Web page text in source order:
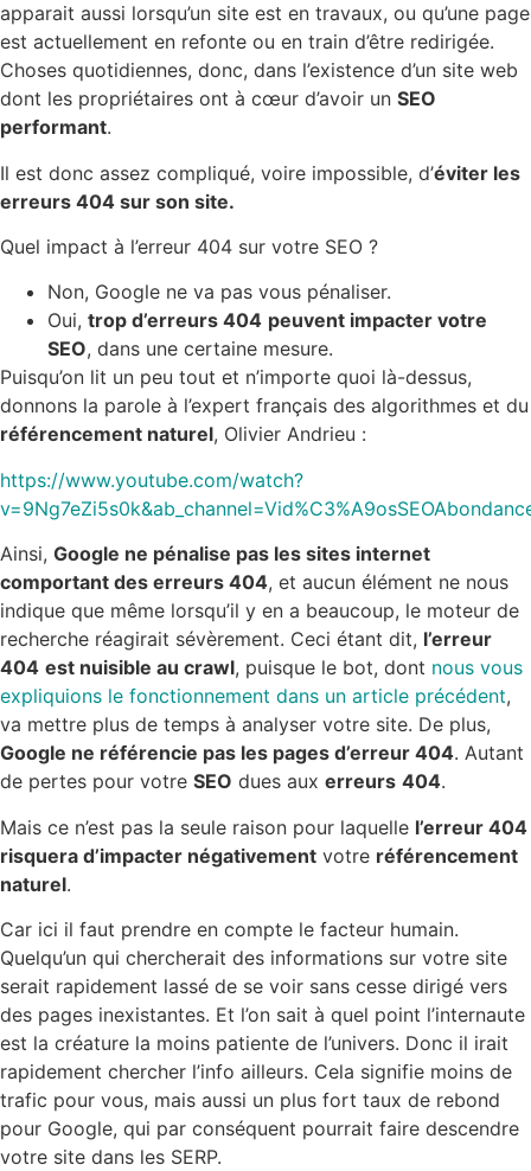
apparait aussi lorsqu’un site est en travaux, ou qu’une page
est actuellement en refonte ou en train d’être redirigée.
Choses quotidiennes, donc, dans l’existence d’un site web
dont les propriétaires ont à cœur d’avoir un SEO
performant.
Il est donc assez compliqué, voire impossible, d’éviter les
erreurs 404 sur son site.
Quel impact à l’erreur 404 sur votre SEO ?
Non, Google ne va pas vous pénaliser.
Oui, trop d’erreurs 404 peuvent impacter votre
SEO, dans une certaine mesure.
Puisqu’on lit un peu tout et n’importe quoi là-dessus,
donnons la parole à l’expert français des algorithmes et du
référencement naturel, Olivier Andrieu :
https://www.youtube.com/watch?
Ainsi, Google ne pénalise pas les sites internet
comportant des erreurs 404, et aucun élément ne nous
indique que même lorsqu’il y en a beaucoup, le moteur de
recherche réagirait sévèrement. Ceci étant dit, l’erreur
404 est nuisible au crawl, puisque le bot, dont nous vous
expliquions le fonctionnement dans un article précédent,
va mettre plus de temps à analyser votre site. De plus,
Google ne référencie pas les pages d’erreur 404. Autant
de pertes pour votre SEO dues aux erreurs 404.
Mais ce n’est pas la seule raison pour laquelle l’erreur 404
risquera d’impacter négativement votre référencement
naturel.
Car ici il faut prendre en compte le facteur humain.
Quelqu’un qui chercherait des informations sur votre site
serait rapidement lassé de se voir sans cesse dirigé vers
des pages inexistantes. Et l’on sait à quel point l’internaute
est la créature la moins patiente de l’univers. Donc il irait
rapidement chercher l’info ailleurs. Cela signifie moins de
trafic pour vous, mais aussi un plus fort taux de rebond
pour Google, qui par conséquent pourrait faire descendre
votre site dans les SERP.